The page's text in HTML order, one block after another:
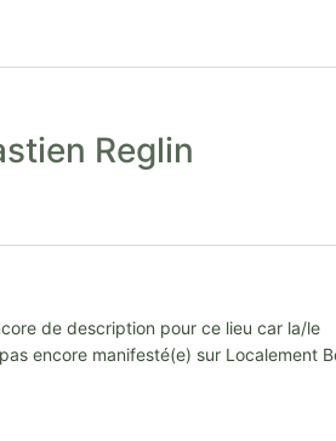
Reglin
de description pour ce lieu car la/le
encore manifesté(e) sur Localement